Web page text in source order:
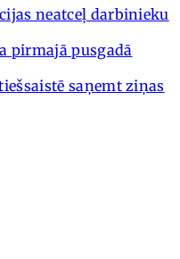
neatceļ darbinieku
pirmajā pusgadā
saņemt ziņas